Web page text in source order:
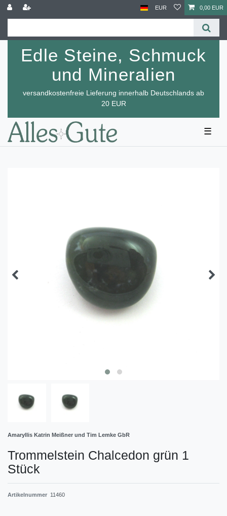
EUR 0,00 EUR
Edle Steine, Schmuck
und Mineralien
versandkostenfreie Lieferung innerhalb Deutschlands ab
20 EUR
☰
Amaryllis Katrin Meißner und Tim Lemke GbR
Trommelstein Chalcedon grün 1
Stück
Artikelnummer 11460